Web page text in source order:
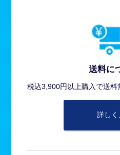
送料に
税込3,900円以上購入で送料
詳しく